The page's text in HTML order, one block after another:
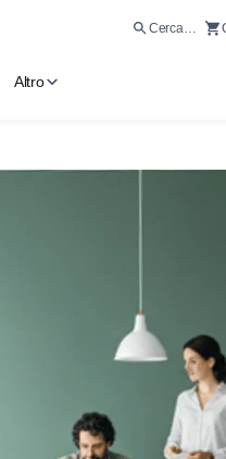
Cerca…
Altro